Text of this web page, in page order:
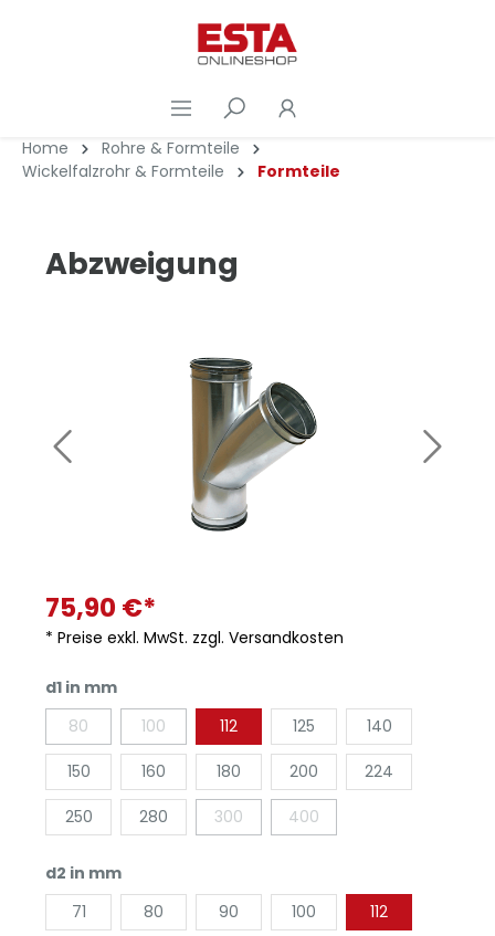
Home
Rohre & Formteile
Wickelfalzrohr & Formteile
Formteile
Abzweigung
75,90 €*
* Preise exkl. MwSt. zzgl. Versandkosten
d1 in mm
80
100 112 125 140
150 160 180 200 224
250 280 300 400
d2 in mm
71
80 90 100 112